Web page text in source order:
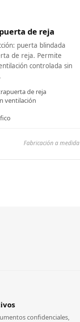
de reja
puerta blindada
de reja. Permite
controlada sin
de reja
ventilación
Fabricación a medida
confidenciales,